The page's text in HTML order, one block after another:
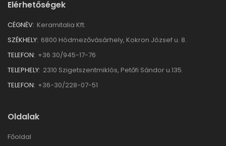
Elérhetőségek
CÉGNÉV: Keramitalia Kft.
SZÉKHELY: 6800 Hódmezővásárhely, Kokron József u. 8.
TELEFON: +36 30/945-17-76
TELEPHELY: 2310 Szigetszentmiklós, Petőfi Sándor u.135.
TELEFON: +36-30/228-07-51
Oldalak
Főoldal